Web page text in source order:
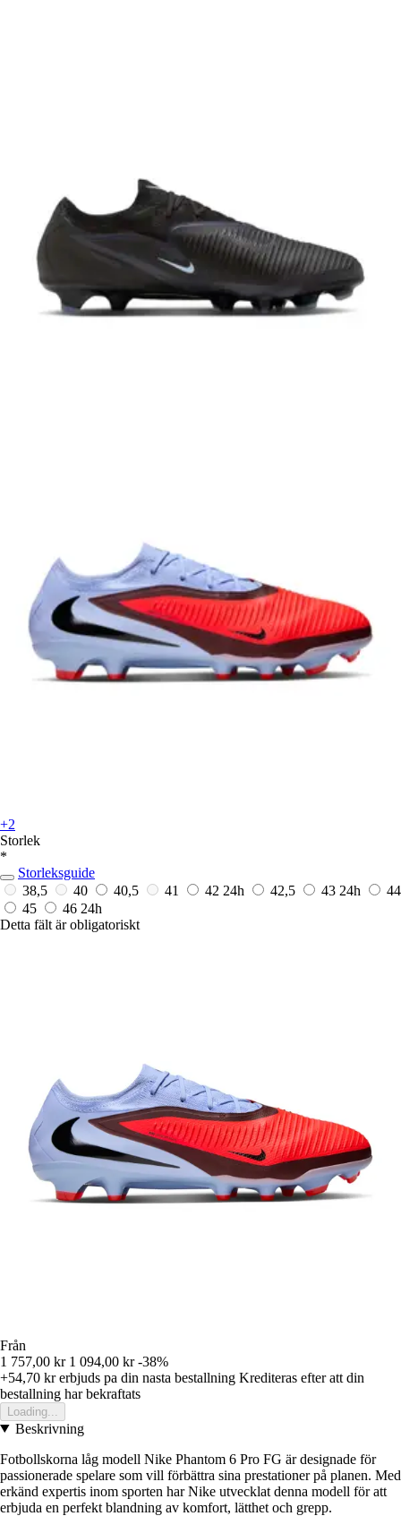
+2
Storlek
*
Storleksguide
38,5
40 40,5 41 42 24h 42,5 43 24h
44
45
46 24h
Detta fält är obligatoriskt
Från
1 757,00 kr 1 094,00 kr -38%
+54,70 krerbjuds pa din nasta bestallning Krediteras efter att din
bestallning har bekraftats
Loading...
Beskrivning
Fotbollskorna låg modell Nike Phantom 6 Pro FG är designade för
passionerade spelare som vill förbättra sina prestationer på planen. Med
erkänd expertis inom sporten har Nike utvecklat denna modell för att
erbjuda en perfekt blandning av komfort, lätthet och grepp.